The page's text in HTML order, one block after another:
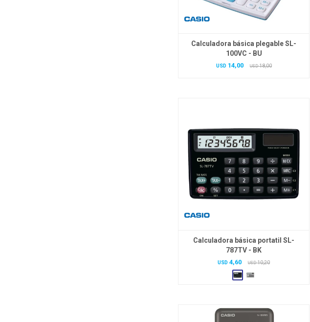
Calculadora básica plegable SL-
100VC - BU
USD 14,00 USD 18,00
Calculadora básica portatil SL-
787TV - BK
USD 4,60 USD 10,20